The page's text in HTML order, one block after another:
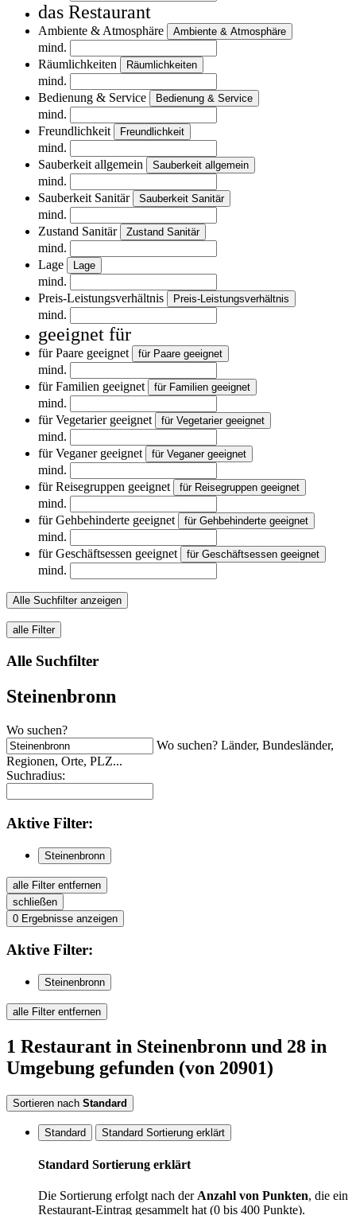
das Restaurant
Ambiente & Atmosphäre Ambiente & Atmosphäre
mind.
Räumlichkeiten
Räumlichkeiten
mind.
Bedienung & Service
Bedienung & Service
mind.
Freundlichkeit
Freundlichkeit
mind.
Sauberkeit allgemein
Sauberkeit allgemein
mind.
Sauberkeit Sanitär
Sauberkeit Sanitär
mind.
Zustand Sanitär
Zustand Sanitär
mind.
Lage
Lage
mind.
Preis-Leistungsverhältnis
Preis-Leistungsverhältnis
mind.
geeignet für
für Paare geeignet für Paare geeignet
mind.
für Familien geeignet
für Familien geeignet
mind.
für Vegetarier geeignet
für Vegetarier geeignet
mind.
für Veganer geeignet
für Veganer geeignet
mind.
für Reisegruppen geeignet
für Reisegruppen geeignet
mind.
für Gehbehinderte geeignet
für Gehbehinderte geeignet
mind.
für Geschäftsessen geeignet
für Geschäftsessen geeignet
mind.
Alle Suchfilter anzeigen
alle Filter
Alle Suchfilter
Steinenbronn
Wo suchen?
Wo suchen? Länder, Bundesländer,
Regionen, Orte, PLZ...
Suchradius:
Aktive Filter:
Steinenbronn
alle Filter entfernen
schließen
0 Ergebnisse anzeigen
Aktive Filter:
Steinenbronn
alle Filter entfernen
1 Restaurant in Steinenbronn und 28 in
Umgebung gefunden (von 20901)
Sortieren nach Standard
Standard Standard Sortierung erklärt
Standard Sortierung erklärt
Die Sortierung erfolgt nach derAnzahl von Punkten, die ein
Restaurant-Eintrag gesammelt hat (0 bis 400 Punkte).